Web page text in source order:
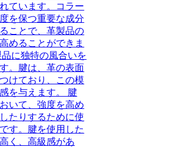
ています。コラー
を保つ重要な成分
ことで、革製品の
めることができま
に独特の風合いを
。腱は、革の表面
けており、この模
を与えます。 腱
いて、強度を高め
たりするために使
す。腱を使用した
く、高級感があ